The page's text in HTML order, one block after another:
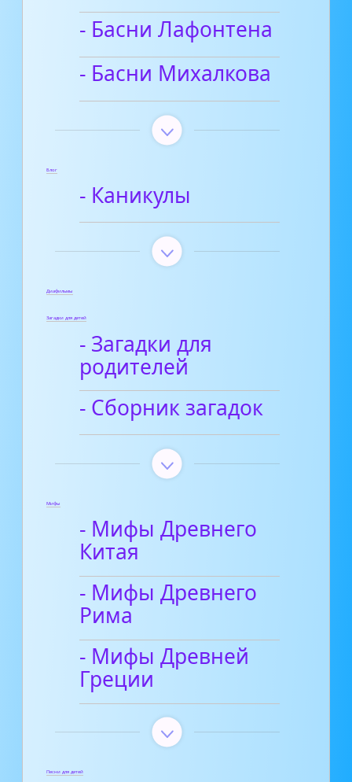
- Басни Лафонтена
- Басни Михалкова
Блог
- Каникулы
Диафильмы
Загадки для детей
- Загадки для
родителей
- Сборник загадок
Мифы
- Мифы Древнего
Китая
- Мифы Древнего
Рима
- Мифы Древней
Греции
Песни для детей